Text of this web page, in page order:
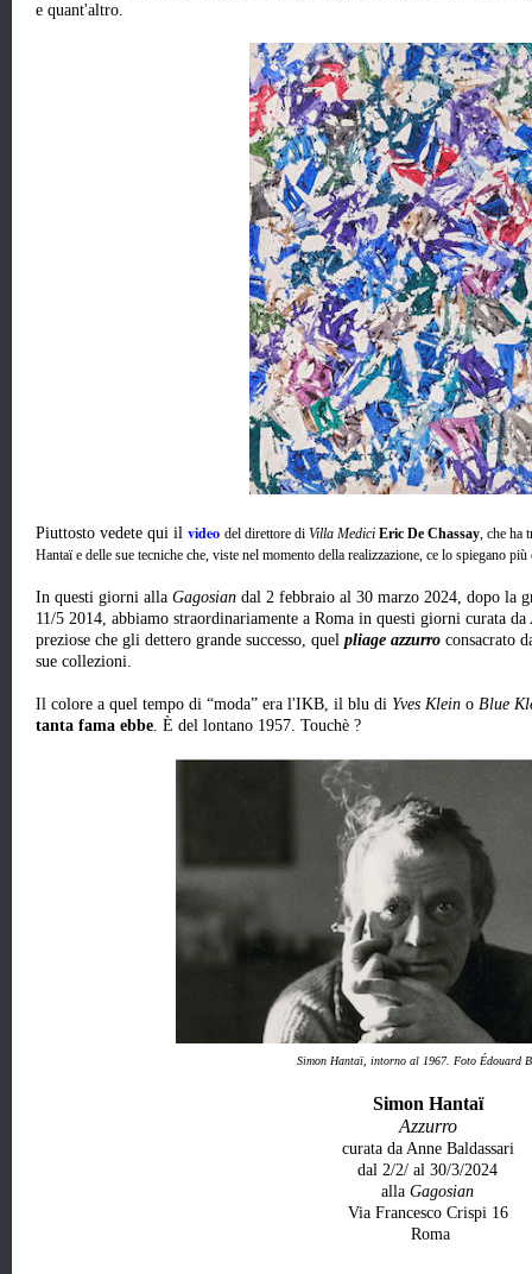
e quant'altro.
Piuttosto vedete qui il video del direttore di Villa Medici Eric De Chassay, che ha
Hantaï e delle sue tecniche che, viste nel momento della realizzazione, ce lo spiegano
In questi giorni alla Gagosian dal 2 febbraio al 30 marzo 2024, dopo la
11/5 2014, abbiamo straordinariamente a Roma in questi giorni curata
preziose che gli dettero grande successo, quel pliage azzurro consacrato
sue collezioni.
Il colore a quel tempo di “moda” era l'IKB, il blu di Yves Klein o Blue
tanta fama ebbe. È del lontano 1957. Touchè ?
Simon Hantaï, intorno al 1967. Foto Édouard
Simon Hantaï
Azzurro
curata da Anne Baldassari
dal 2/2/ al 30/3/2024
alla Gagosian
Via Francesco Crispi 16
Roma